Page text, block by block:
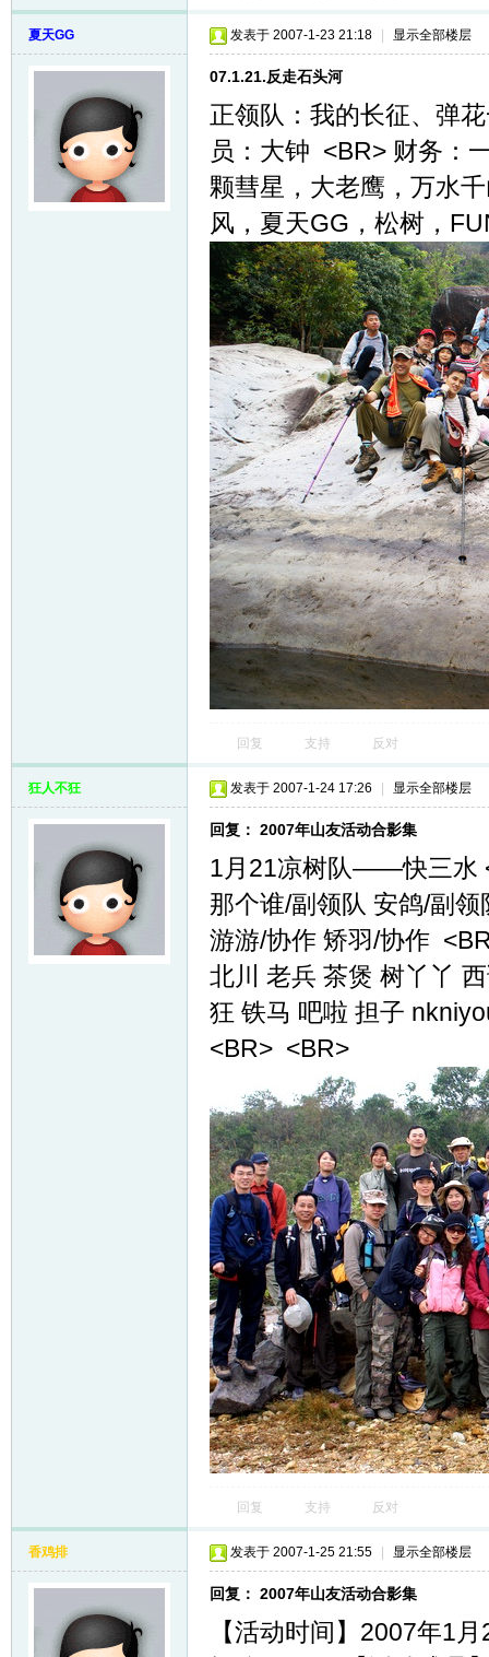
夏天GG 发表于 2007-1-23 21:18 显示全部楼层
07.1.21.反走石头河
正领队：我的长征、弹
员：大钟 <BR> 财务：
颗彗星，大老鹰，万水
风，夏天GG，松树，
回复 支持 反对
狂人不狂 发表于 2007-1-24 17:26 显示全部楼层
回复： 2007年山友活动合影集
1月21凉树队——快三水
那个谁/副领队 安鸽/副
游游/协作 矫羽/协作
北川 老兵 茶煲 树丫丫
狂 铁马 吧啦 担子
<BR> <BR>
回复 支持 反对
香鸡排 发表于 2007-1-25 21:55 显示全部楼层
回复： 2007年山友活动合影集
【活动时间】2007年1